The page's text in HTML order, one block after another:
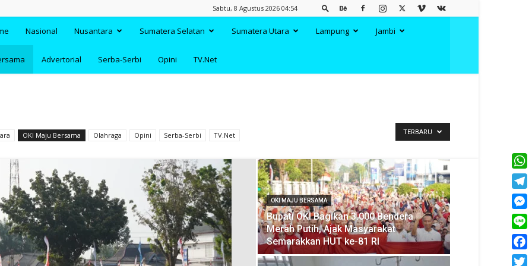
Sabtu, 8 Agustus 2026 04:54
Nasional Nusantara Sumatera Selatan Sumatera Utara Lampung Jambi
Advertorial Serba-Serbi Opini TV.Net
OKI Maju Bersama Olahraga Opini Serba-Serbi TV.Net TERBARU
OKI MAJU BERSAMA
Bupati OKI Bagikan 3.000 Bendera
Merah Putih, Ajak Masyarakat
Semarakkan HUT ke-81 RI
Line